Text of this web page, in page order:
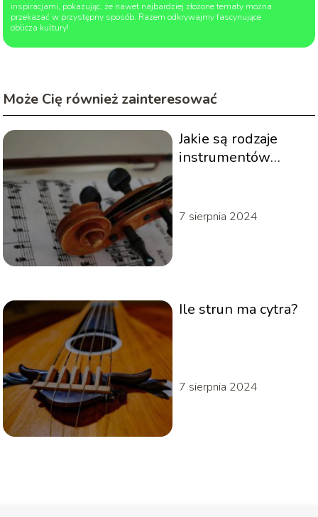
inspiracjami, pokazując, że nawet najbardziej złożone tematy można
przekazać w przystępny sposób. Razem odkrywajmy fascynujące
oblicza kultury!
Może Cię również zainteresować
Jakie są rodzaje
instrumentów
7 sierpnia 2024
Ile strun ma cytra?
7 sierpnia 2024